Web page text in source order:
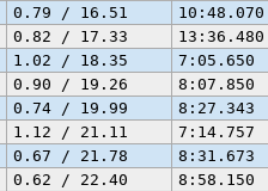
0.79 / 16.51
10:48.070
0.82 / 17.33
13:36.480
1.02 / 18.35
7:05.650
0.90 / 19.26
8:07.850
0.74 / 19.99
8:27.343
1.12 / 21.11
7:14.757
0.67 / 21.78
8:31.673
0.62 / 22.40
8:58.150